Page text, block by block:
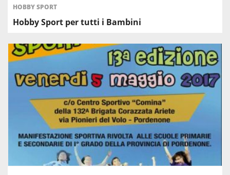
HOBBY SPORT
Hobby Sport per tutti i Bambini